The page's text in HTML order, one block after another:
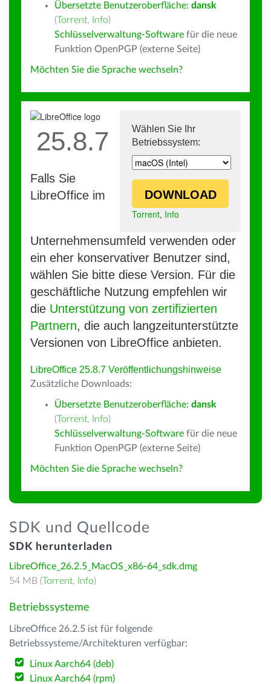
Übersetzte Benutzeroberfläche: dansk
(Torrent, Info)
Schlüsselverwaltung-Software für die neue
Funktion OpenPGP (externe Seite)
Möchten Sie die Sprache wechseln?
Wählen Sie Ihr
Betriebssystem:
DOWNLOAD
Torrent, Info
25.8.7
Falls Sie
LibreOffice im
Unternehmensumfeld verwenden oder
ein eher konservativer Benutzer sind,
wählen Sie bitte diese Version. Für die
geschäftliche Nutzung empfehlen wir
die Unterstützung von zertifizierten
Partnern, die auch langzeitunterstützte
Versionen von LibreOffice anbieten.
LibreOffice 25.8.7 Veröffentlichungshinweise
Zusätzliche Downloads:
Übersetzte Benutzeroberfläche: dansk
(Torrent, Info)
Schlüsselverwaltung-Software für die neue
Funktion OpenPGP (externe Seite)
Möchten Sie die Sprache wechseln?
SDK und Quellcode
SDK herunterladen
LibreOffice_26.2.5_MacOS_x86-64_sdk.dmg
54 MB (Torrent, Info)
Betriebssysteme
LibreOffice 26.2.5 ist für folgende
Betriebssysteme/Architekturen verfügbar:
Linux Aarch64 (deb)
Linux Aarch64 (rpm)